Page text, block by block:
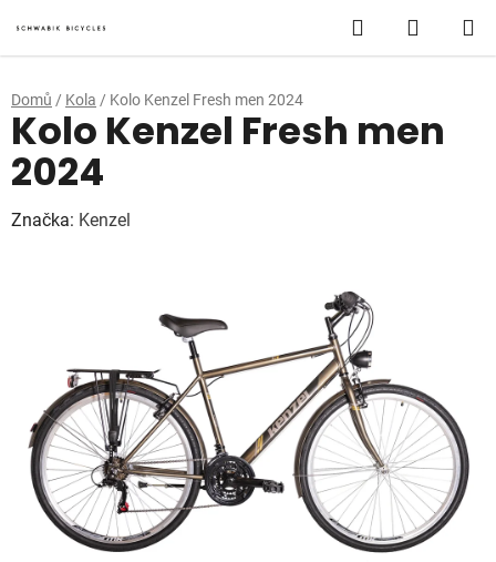
na
obsah
Hledat
KOŠÍK
Domů / Kola / Kolo Kenzel Fresh men 2024
Kolo Kenzel Fresh men
2024
Značka: Kenzel